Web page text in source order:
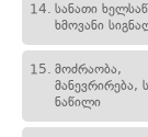
14. სანათი
ხმოვანი
15. მოძრაობა,
მანევრირება,
ნაწილი